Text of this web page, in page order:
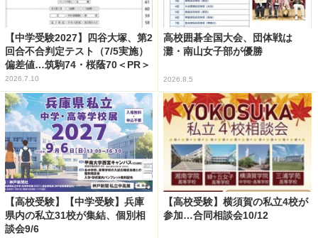
【中学受験2027】四谷大塚、第2
回合不合判定テスト（7/5実施）
偏差値…筑駒74・桜蔭70＜PR＞
2026.7.10
高校囲碁全国大会、団体戦は
灘・南山女子部が優勝
2026.8.5
【高校受験】【中学受験】兵庫
県内の私立31校が集結、個別相
談会9/6
【高校受験】横須賀の私立4校が
参加…合同相談会10/12